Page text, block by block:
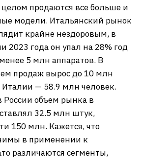
продаются все больше и
модели. Итальянский рынок
крайне нездоровым, в
2023 года он упал на 28% год
5 млн аппаратов. В
продаж вырос до 10 млн
— 58.9 млн человек.
России объем рынка в
32.5 млн штук,
150 млн. Кажется, что
в применении к
различаются сегменты,